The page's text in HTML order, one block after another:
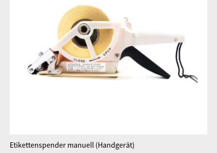
Etikettenspender manuell (Handgerät)